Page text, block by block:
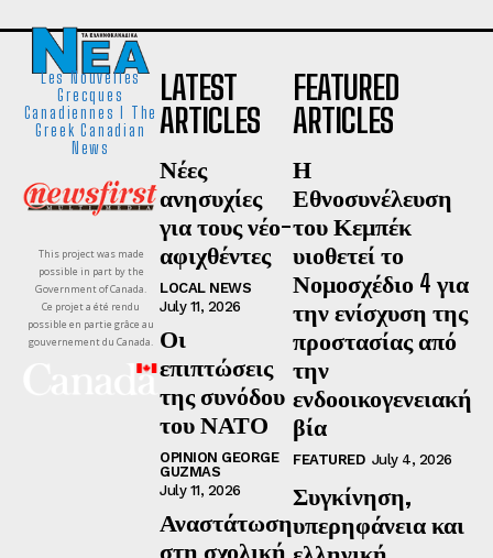
Les Nouvelles
Grecques
Canadiennes I The
Greek Canadian
News
This project was made
possible in part by the
Government of Canada.
Ce projet a été rendu
possible en partie grâce au
gouvernement du Canada.
LATEST
ARTICLES
Νέες
ανησυχίες
για τους νέο-
αφιχθέντες
LOCAL NEWS
July 11, 2026
Οι
επιπτώσεις
της συνόδου
του ΝΑΤΟ
OPINION GEORGE
GUZMAS
July 11, 2026
Αναστάτωση
στη σχολική
FEATURED
ARTICLES
Η
Εθνοσυνέλευση
του Κεμπέκ
υιοθετεί το
Νομοσχέδιο 4 για
την ενίσχυση της
προστασίας από
την
ενδοοικογενειακή
βία
FEATURED July 4, 2026
Συγκίνηση,
υπερηφάνεια και